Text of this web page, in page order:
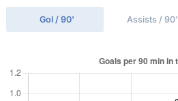
Gol / 90' Assists / 90'